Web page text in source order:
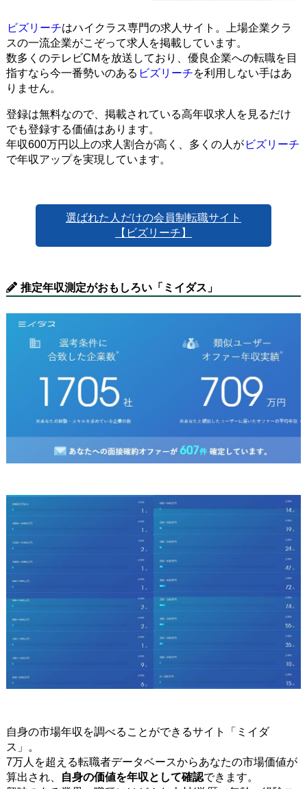
ビズリーチはハイクラス専門の求人サイト。上場企業クラ
スの一流企業がこぞって求人を掲載しています。
数多くのテレビCMを放送しており、優良企業への転職を目
指すなら今一番勢いのある ビズリーチを利用しない手はあ
りません。
登録は無料なので、掲載されている高年収求人を見るだけ
でも登録する価値はあります。
年収600万円以上の求人割合が高く、多くの人が ビズリーチ
で年収アップを実現しています。
選ばれた人だけの会員制転職サイト
【ビズリーチ】
推定年収測定がおもしろい「ミイダス」
自身の市場年収を調べることができるサイト「ミイダ
ス」。
7万人を超える転職者データベースからあなたの市場価値が
算出され、
自身の価値を年収として確認できます。